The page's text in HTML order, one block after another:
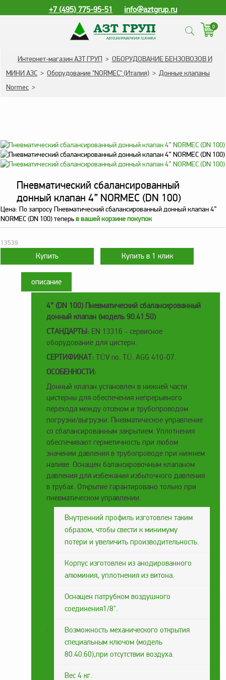
+7 (495) 775-95-51 info@aztgrup.ru
0
КАТАЛОГ ПРОДУКЦИИ
Топливораздаточные
колонки
для электромобилей
Погружные насосы к
Запасные части к ТРК
и ГРК
Электронное
оборудование
ТОПАЗ
Пульты управления,
контроллеры
Устройства громкой
связи и оповещения
Краны раздаточные,
з/ч и комплектующие
Резервуарное
оборудование
Запорная арматура
Насосы и насосные
Устройства слива и
Счетчики и фильтры
Метрологическое
оборудование
Рукава, шланги и
техпластина МБС
Продукция НПП
Газоаналитическое
Эксплуатационное
Интернет-магазин АЗТ ГРУП > ОБОРУДОВАНИЕ БЕНЗОВОЗОВ И
МИНИ АЗС > Оборудование "NORMEC" (Италия) > Донные клапаны
Normec >
Пневматический сбалансированный
донный клапан 4” NORMEC (DN 100)
Цена: По запросуПневматический сбалансированный донный клапан 4”
NORMEC (DN 100) теперьв вашей корзине покупок
13539
описание
4” (DN 100) Пневматический сбалансированный
донный клапан (модель 90.41.50)
СТАНДАРТЫ: EN 13316 - сервисное
оборудование для цистерн.
СЕРТИФИКАТ: TÜV no. TÜ. AGG 410-07.
ОСОБЕННОСТИ:
Донный клапан установлен в нижней части
цистерны для обеспечения непрерывного
перехода между отсеком и трубопроводом
погрузки/выгрузки. Пневматическое управление
со сбалансированным закрытием. Уплотнения
обеспечивают герметичность при любом
значении давления в трубопроводе при нижнем
наливе. Оснащен балансировочным клапаном
давления для избежания избыточного давления
в трубах. Открытие гарантировано только при
пневматическом управлении.
Внутренний профиль изготовлен таким
образом, чтобы свести к минимуму
потери и увеличить производительность.
Корпус изготовлен из анодированного
алюминия, уплотнения из витона.
Оснащен патрубком воздушного
соединения1/8".
Возможность механического открытия
специальным ключом (модель
80.40.60),при отсутствии воздуха.
Вес 4 кг.